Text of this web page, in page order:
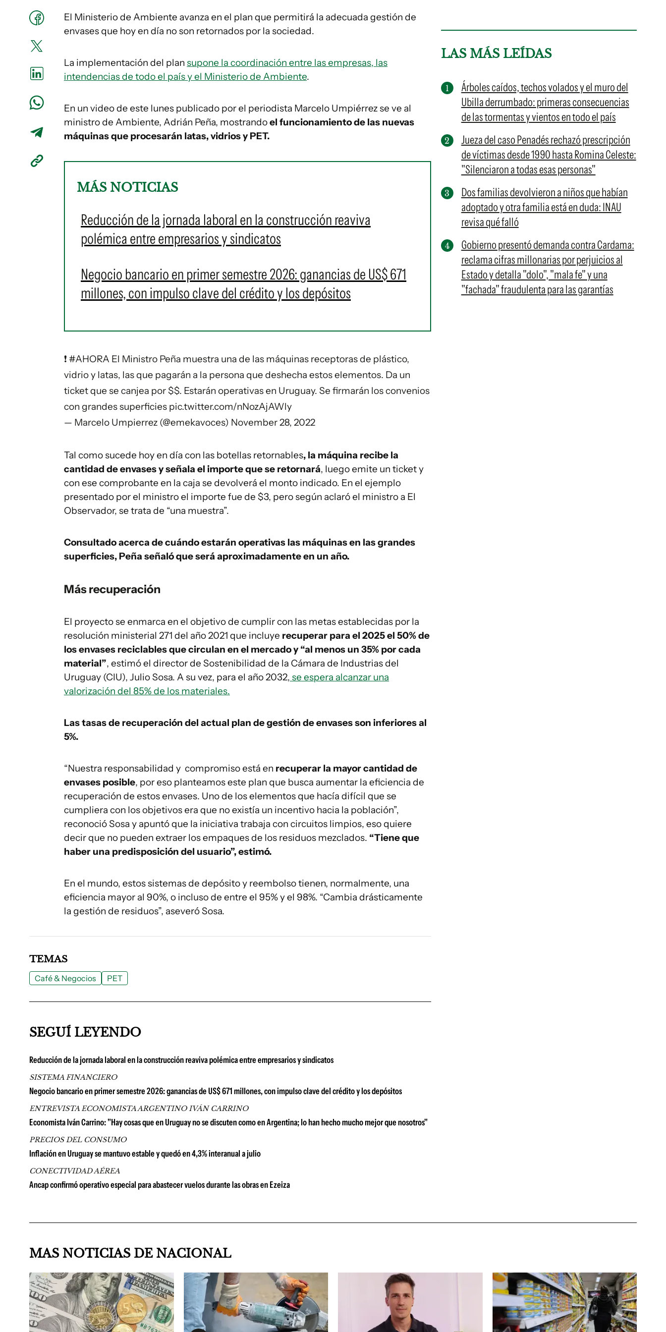
El Ministerio de Ambiente avanza en el plan que permitirá la adecuada gestión de
envases que hoy en día no son retornados por la sociedad.
La implementación del plan supone la coordinación entre las empresas, las
intendencias de todo el país y el Ministerio de Ambiente.
En un video de este lunes publicado por el periodista Marcelo Umpiérrez se ve al
ministro de Ambiente, Adrián Peña, mostrandoel funcionamiento de las nuevas
máquinas que procesarán latas, vidrios y PET.
MÁS NOTICIAS
Reducción de la jornada laboral en la construcción reaviva
polémica entre empresarios y sindicatos
Negocio bancario en primer semestre 2026: ganancias de US$ 671
millones, con impulso clave del crédito y los depósitos
❗️#AHORA El Ministro Peña muestra una de las máquinas receptoras de plástico,
vidrio y latas, las que pagarán a la persona que deshecha estos elementos. Da un
ticket que se canjea por $$. Estarán operativas en Uruguay. Se firmarán los convenios
con grandes superficies pic.twitter.com/nNozAjAWly
— Marcelo Umpierrez (@emekavoces) November 28, 2022
Tal como sucede hoy en día con las botellas retornables, la máquina recibe la
cantidad de envases y señala el importe que se retornará, luego emite un ticket y
con ese comprobante en la caja se devolverá el monto indicado. En el ejemplo
presentado por el ministro el importe fue de $3, pero según aclaró el ministro a El
Observador, se trata de “una muestra”.
Consultado acerca de cuándo estarán operativas las máquinas en las grandes
superficies, Peña señaló que será aproximadamente en un año.
Más recuperación
El proyecto se enmarca en el objetivo de cumplir con las metas establecidas por la
resolución ministerial 271 del año 2021 que incluye recuperar para el 2025 el 50% de
los envases reciclables que circulan en el mercado y “al menos un 35% por cada
material”, estimó el director de Sostenibilidad de la Cámara de Industrias del
Uruguay (CIU), Julio Sosa. A su vez, para el año 2032, se espera alcanzar una
valorización del 85% de los materiales.
Las tasas de recuperación del actual plan de gestión de envases son inferiores al
5%.
“Nuestra responsabilidad y compromiso está en recuperar la mayor cantidad de
envases posible, por eso planteamos este plan que busca aumentar la eficiencia de
recuperación de estos envases. Uno de los elementos que hacía difícil que se
cumpliera con los objetivos era que no existía un incentivo hacia la población”,
reconoció Sosa y apuntó que la iniciativa trabaja con circuitos limpios, eso quiere
decir que no pueden extraer los empaques de los residuos mezclados. “Tiene que
haber una predisposición del usuario”, estimó.
En el mundo, estos sistemas de depósito y reembolso tienen, normalmente, una
eficiencia mayor al 90%, o incluso de entre el 95% y el 98%. “Cambia drásticamente
la gestión de residuos”, aseveró Sosa.
LAS MÁS LEÍDAS
Árboles caídos, techos volados y el muro del
Ubilla derrumbado: primeras consecuencias
de las tormentas y vientos en todo el país
Jueza del caso Penadés rechazó prescripción
de víctimas desde 1990 hasta Romina Celeste:
"Silenciaron a todas esas personas"
Dos familias devolvieron a niños que habían
adoptado y otra familia está en duda: INAU
revisa qué falló
Gobierno presentó demanda contra Cardama:
reclama cifras millonarias por perjuicios al
Estado y detalla "dolo", "mala fe" y una
"fachada" fraudulenta para las garantías
TEMAS
Café & Negocios PET
SEGUÍ LEYENDO
Reducción de la jornada laboral en la construcción reaviva polémica entre empresarios y sindicatos
SISTEMA FINANCIERO
Negocio bancario en primer semestre 2026: ganancias de US$ 671 millones, con impulso clave del crédito y los depósitos
ENTREVISTA ECONOMISTA ARGENTINO IVÁN CARRINO
Economista Iván Carrino: "Hay cosas que en Uruguay no se discuten como en Argentina; lo han hecho mucho mejor que nosotros"
PRECIOS DEL CONSUMO
Inflación en Uruguay se mantuvo estable y quedó en 4,3% interanual a julio
CONECTIVIDAD AÉREA
Ancap confirmó operativo especial para abastecer vuelos durante las obras en Ezeiza
MAS NOTICIAS DE NACIONAL